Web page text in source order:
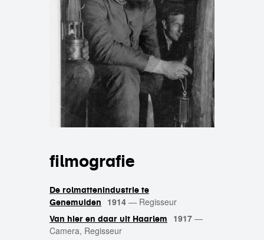
filmografie
De rolmattenindustrie te
Genemuiden
1914 — Regisseur
Van hier en daar uit Haarlem 1917 —
Camera, Regisseur